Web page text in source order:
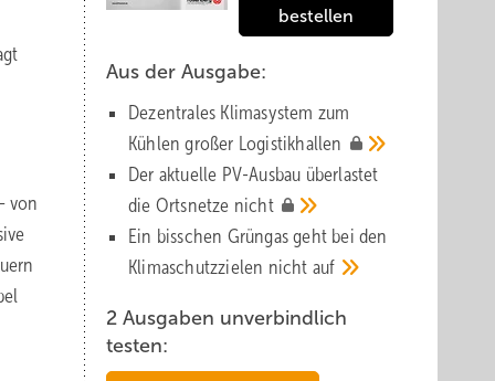
von
bestellen
Aus der Ausgabe:
Dezentrales Klimasystem zum
Kühlen großer Logistik­hallen
Der aktuelle PV-Ausbau über­lastet
die Orts­netze nicht
Ein bisschen Grüngas geht bei den
Klima­schutz­zielen nicht auf
2 Ausgaben unverbindlich
testen: